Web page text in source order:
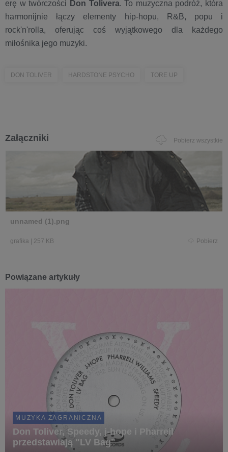
erę w twórczości Don Tolivera. To muzyczna podróż, która
harmonijnie łączy elementy hip-hopu, R&B, popu i
rock'n'rolla, oferując coś wyjątkowego dla każdego
miłośnika jego muzyki.
DON TOLIVER HARDSTONE PSYCHO TORE UP
Załączniki Pobierz wszystkie
unnamed (1).png
grafika 257 KB Pobierz
Powiązane artykuły
MUZYKA ZAGRANICZNA
Don Toliver, Speedy, j-hope i Pharrell
przedstawiają "LV Bag"